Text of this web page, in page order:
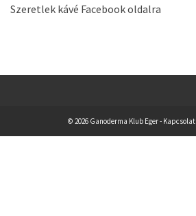
Szeretlek kávé Facebook oldalra
© 2026 Ganoderma Klub Eger - Kapcsolat